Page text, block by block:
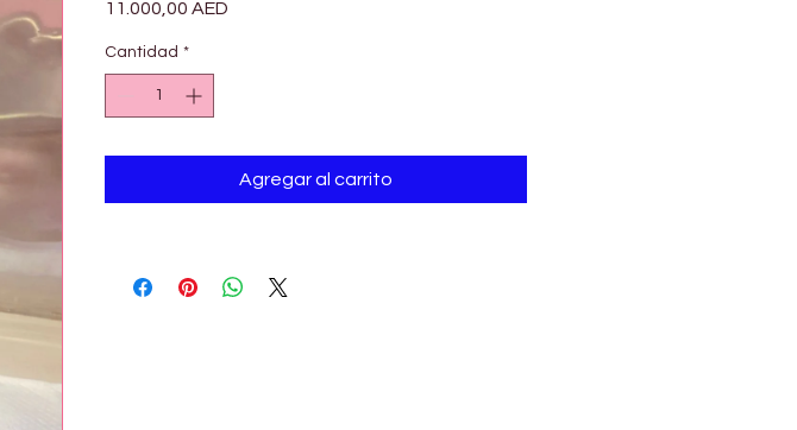
11.000,00 AED
Cantidad *
Agregar al carrito